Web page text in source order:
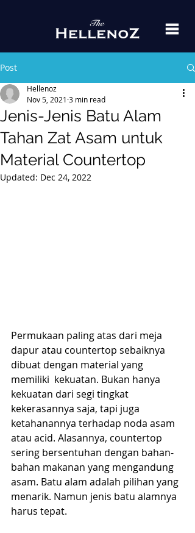
Post
Jenis-Jenis Batu Alam
Tahan Zat Asam untuk
Material Countertop
Hellenoz
Nov 5, 2021 3 min read
Updated: Dec 24, 2022
Permukaan paling atas dari meja
dapur atau countertop sebaiknya
dibuat dengan material yang
memiliki  kekuatan. Bukan hanya
kekuatan dari segi tingkat
kekerasannya saja, tapi juga
ketahanannya terhadap noda asam
atau acid. Alasannya, countertop
sering bersentuhan dengan bahan-
bahan makanan yang mengandung
asam. Batu alam adalah pilihan yang
menarik. Namun jenis batu alamnya
harus tepat.